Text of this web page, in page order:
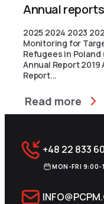
Annual reports
2025 2024 2023
Monitoring for
Refugees in
Annual Report 2019
Report...
Read more
+48 22 833
MON-FRI 9:00-